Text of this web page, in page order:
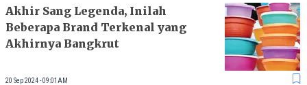
Akhir Sang Legenda, Inilah
Beberapa Brand Terkenal yang
Akhirnya Bangkrut
20 Sep 2024 - 09:01AM